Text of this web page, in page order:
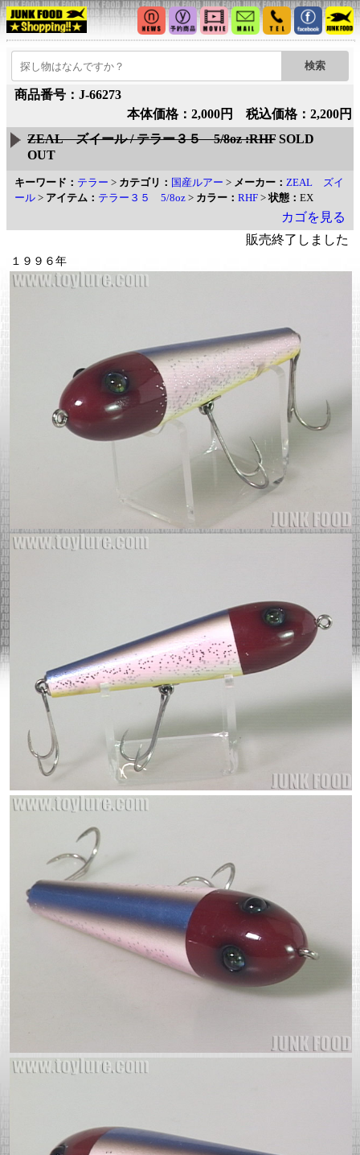
商品番号：J-66273
本体価格：2,000円 税込価格：2,200円
ZEAL ズイール / テラー３５ 5/8oz :RHF SOLD
OUT
キーワード： テラー > カテゴリ： 国産ルアー > メーカー： ZEAL ズイ
ール > アイテム： テラー３５ 5/8oz > カラー： RHF >状態： EX
カゴを見る
販売終了しました
１９９６年